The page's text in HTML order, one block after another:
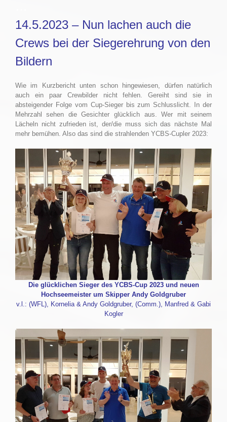
14.5.2023 – Nun lachen auch die
Crews bei der Siegerehrung von den
Bildern
Wie im Kurzbericht unten schon hingewiesen, dürfen natürlich
auch ein paar Crewbilder nicht fehlen. Gereiht sind sie in
absteigender Folge vom Cup-Sieger bis zum Schlusslicht. In der
Mehrzahl sehen die Gesichter glücklich aus. Wer mit seinem
Lächeln nicht zufrieden ist, der/die muss sich das nächste Mal
mehr bemühen. Also das sind die strahlenden YCBS-Cupler 2023:
Die glücklichen Sieger des YCBS-Cup 2023 und neuen
Hochseemeister um Skipper Andy Goldgruber
v.l.: (WFL), Kornelia & Andy Goldgruber, (Comm.), Manfred & Gabi
Kogler